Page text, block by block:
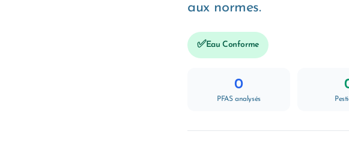
aux normes.
✅Eau Conforme
0
PFAS analysés